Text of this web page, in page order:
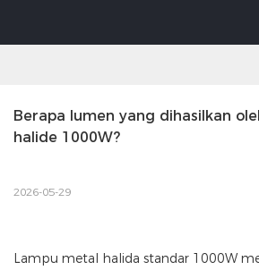
Berapa lumen yang dihasilkan
halide 1000W?
2026-05-29
Lampu metal halida standar 1000W